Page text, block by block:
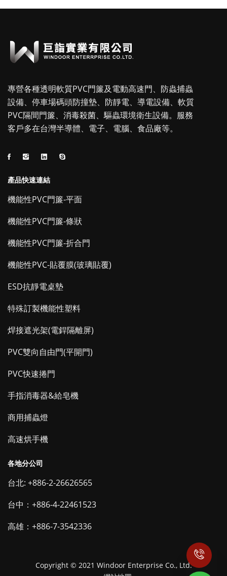
專營各種透明軟質PVC門簾及電動高速門、防蟲捕蟲
設備、停車場碼頭防撞墊、防靜電、導電設備、軟質
PVC隔間門簾、消毒殺菌、驅蟲環境衛生設備。服務
客戶多在台灣半導體、電子、電腦、食品廠等。
產品快速連結
機能性PVC門簾-平面
機能性PVC門簾-條狀
機能性PVC門簾-折合門
機能性PVC-貼覆膜(玻璃貼覆)
ESD抗靜電桌墊
特殊訂製機能性塑料
焊接遮光架(電銲隔離屏)
PVC雙向自由門(平開門)
PVC快速捲門
手指消毒器&給皂機
商用捕蟲燈
高速烘手機
各地分公司
台北: +886-2-26626565
台中：+886-4-22461523
高雄：+886-7-3542336
Copyright © 2021 Windoor Enterprise Co., Ltd.